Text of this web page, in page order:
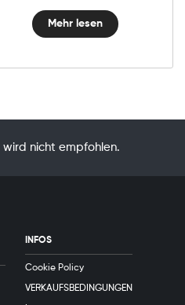
Mehr lesen
nicht empfohlen.
INFOS
Cookie Policy
VERKAUFSBEDINGUNGEN